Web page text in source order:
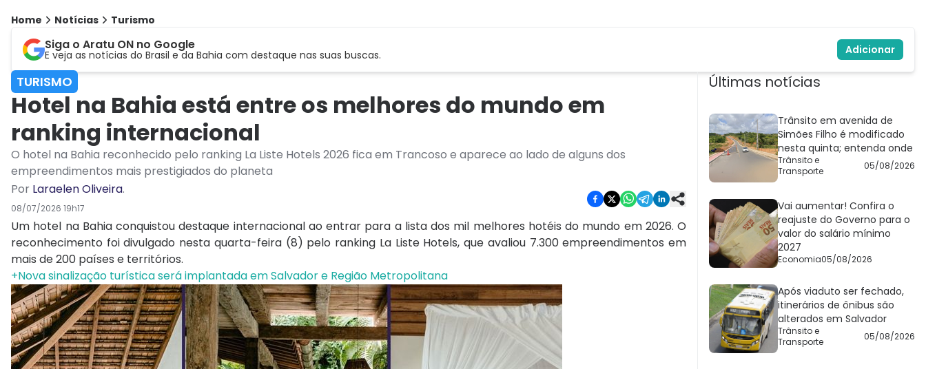
Home Notícias Turismo
Siga o Aratu ON no Google
E veja as notícias do Brasil e da Bahia com destaque nas suas buscas. Adicionar
TURISMO
Hotel na Bahia está entre os melhores do mundo em
ranking internacional
O hotel na Bahia reconhecido pelo ranking La Liste Hotels 2026 fica em Trancoso e aparece ao lado de alguns dos
empreendimentos mais prestigiados do planeta
Por Laraelen Oliveira.
08/07/2026 19h17
Um hotel na Bahia conquistou destaque internacional ao entrar para a lista dos mil melhores hotéis do mundo em 2026. O
reconhecimento foi divulgado nesta quarta-feira (8) pelo ranking La Liste Hotels, que avaliou 7.300 empreendimentos em
mais de 200 países e territórios.
+Nova sinalização turística será implantada em Salvador e Região Metropolitana
Últimas notícias
Trânsito em avenida de
Simões Filho é modificado
nesta quinta; entenda onde
Trânsito e
Transporte
05/08/2026
Vai aumentar! Confira o
reajuste do Governo para o
valor do salário mínimo
2027
Economia05/08/2026
Após viaduto ser fechado,
itinerários de ônibus são
alterados em Salvador
Trânsito e
Transporte
05/08/2026